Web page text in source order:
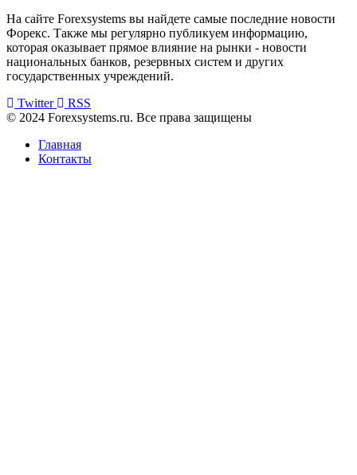
На сайте Forexsystems вы найдете самые последние новости
Форекс. Также мы регулярно публикуем информацию,
которая оказывает прямое влияние на рынки - новости
национальных банков, резервных систем и других
государственных учреждений.
Twitter
RSS
© 2024 Forexsystems.ru. Все права защищены
Главная
Контакты